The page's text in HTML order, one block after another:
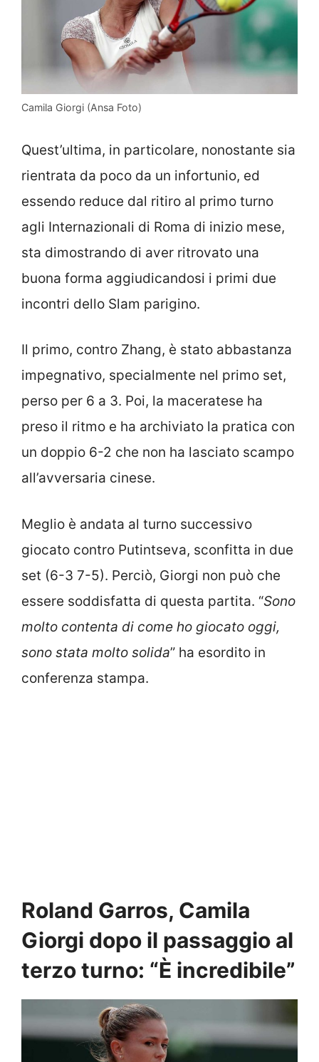
Camila Giorgi (Ansa Foto)
Quest’ultima, in particolare, nonostante sia
rientrata da poco da un infortunio, ed
essendo reduce dal ritiro al primo turno
agli Internazionali di Roma di inizio mese,
sta dimostrando di aver ritrovato una
buona forma aggiudicandosi i primi due
incontri dello Slam parigino.
Il primo, contro Zhang, è stato abbastanza
impegnativo, specialmente nel primo set,
perso per 6 a 3. Poi, la maceratese ha
preso il ritmo e ha archiviato la pratica con
un doppio 6-2 che non ha lasciato scampo
all’avversaria cinese.
Meglio è andata al turno successivo
giocato contro Putintseva, sconfitta in due
set (6-3 7-5). Perciò, Giorgi non può che
essere soddisfatta di questa partita. “Sono
molto contenta di come ho giocato oggi,
sono stata molto solida” ha esordito in
conferenza stampa.
Roland Garros, Camila
Giorgi dopo il passaggio al
terzo turno: “È incredibile”